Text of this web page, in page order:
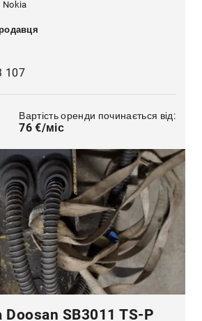
Nokia
107
Вартість оренди починається від:
76 €/міс
Doosan SB3011 TS-P